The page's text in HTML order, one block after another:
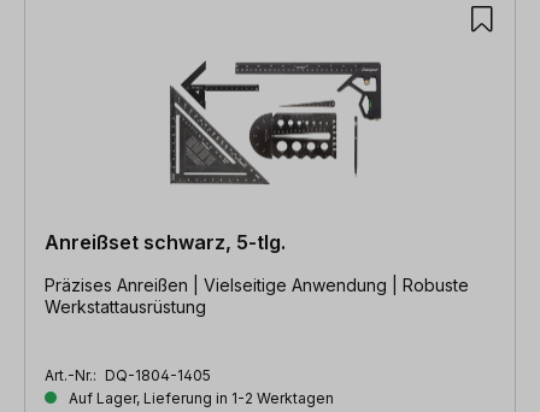
Anreißset schwarz, 5-tlg.
Präzises Anreißen | Vielseitige Anwendung | Robuste
Werkstattausrüstung
Art.-Nr.: DQ-1804-1405
Auf Lager, Lieferung in 1-2 Werktagen